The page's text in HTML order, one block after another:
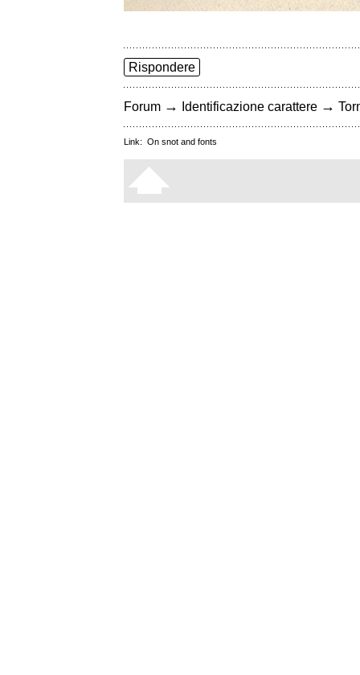
Rispondere
Forum → Identificazione carattere →
Link: On snot and fonts